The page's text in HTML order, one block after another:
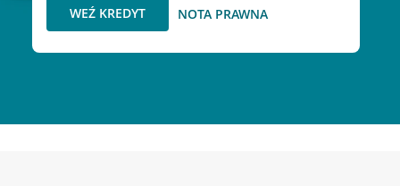
WEŹ KREDYT NOTA PRAWNA